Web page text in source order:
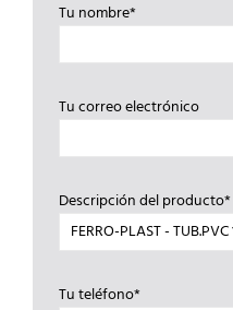
Tu nombre*
Tu correo electrónico
Descripción del producto*
Tu teléfono*